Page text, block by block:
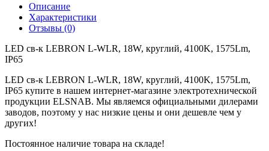
Описание
Характеристики
Отзывы (0)
LED св-к LEBRON L-WLR, 18W, круглий, 4100K, 1575Lm,
ІР65
LED св-к LEBRON L-WLR, 18W, круглий, 4100K, 1575Lm,
ІР65 купите в нашем интернет-магазине электротехнической
продукции ELSNAB. Мы являемся официальными дилерами
заводов, поэтому у нас низкие цены и они дешевле чем у
других!
Постоянное наличие товара на складе!